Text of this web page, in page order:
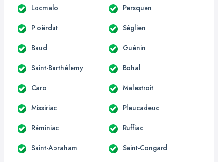
Locmalo Persquen
Ploërdut Séglien
Baud Guénin
Saint-Barthélemy Bohal
Caro Malestroit
Missiriac Pleucadeuc
Réminiac Ruffiac
Saint-Abraham Saint-Congard